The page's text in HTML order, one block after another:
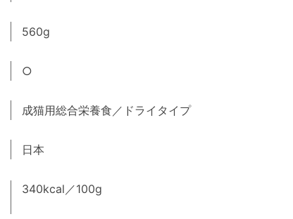
560g
○
成猫用総合栄養食／ドライタイプ
日本
340kcal／100g